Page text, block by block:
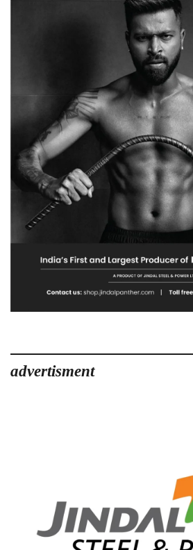
advertisment